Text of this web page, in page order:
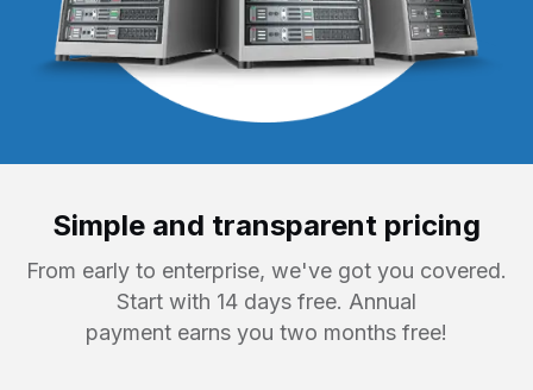
Simple and transparent pricing
From early to enterprise, we've got you covered.
Start with 14 days free. Annual
payment earns you two months free!